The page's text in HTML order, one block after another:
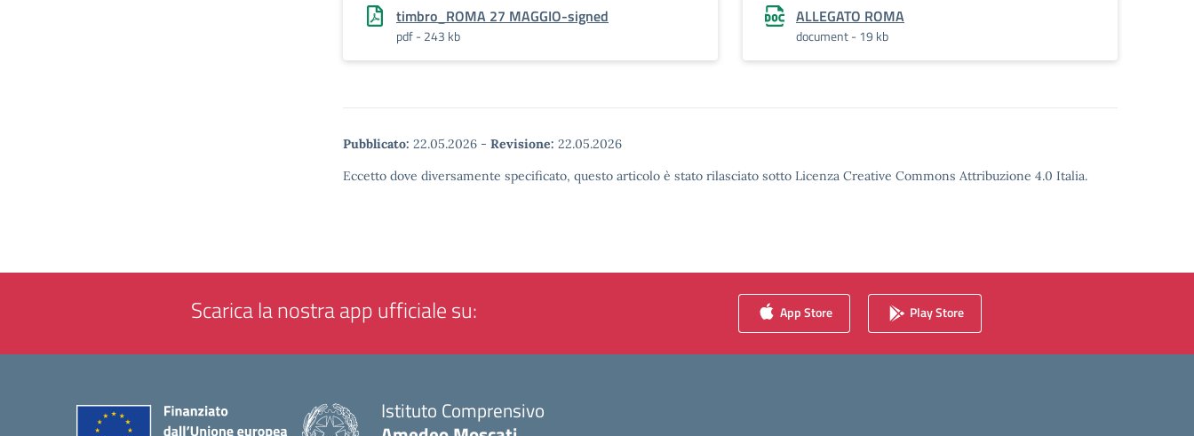
timbro_ROMA 27 MAGGIO-signed
pdf - 243 kb
ALLEGATO ROMA
document - 19 kb
Pubblicato: 22.05.2026 - Revisione: 22.05.2026
Eccetto dove diversamente specificato, questo articolo è stato rilasciato sotto Licenza Creative Commons Attribuzione 4.0 Italia.
Scarica la nostra app ufficiale su: App Store Play Store
Istituto Comprensivo